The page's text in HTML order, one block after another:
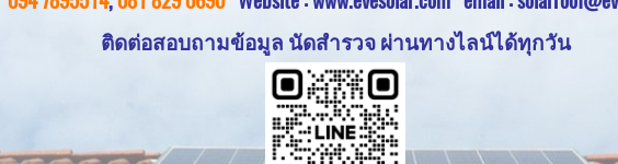
ติดต่อสอบถามข้อมูล นัดสำรวจผ่านทางไลน์ได้ทุกวัน